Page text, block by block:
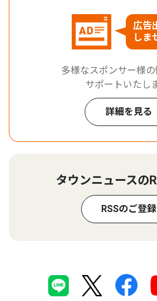
広告
しま
多様なスポンサー様
サポートいたし
詳細を見る
タウンニュースの
RSSのご登録